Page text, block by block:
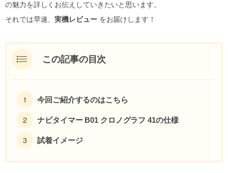
の魅力を詳しくお伝えしていきたいと思います。
それでは早速、実機レビューをお届けします！
この記事の目次
今回ご紹介するのはこちら
ナビタイマー B01 クロノグラフ 41の仕様
試着イメージ